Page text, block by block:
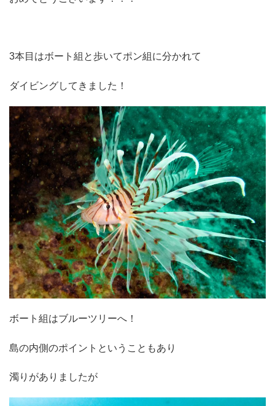
3本目はボート組と歩いてポン組に分かれて
ダイビングしてきました！
ボート組はブルーツリーへ！
島の内側のポイントということもあり
濁りがありましたが